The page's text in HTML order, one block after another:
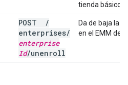
tienda básico.
POST
/
enterprises/
enterprise
Id/unenroll
Da de baja la
en el EMM de